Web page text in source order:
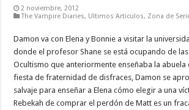
2 noviembre, 2012
The Vampire Diaries, Ultimos Articulos, Zona de
Damon va con Elena y Bonnie a visitar la
donde el profesor Shane se está ocupando de
Ocultismo que anteriormente enseñaba la abuela
fiesta de fraternidad de disfraces, Damon se
salvaje para enseñar a Elena cómo elegir a una
Rebekah de comprar el perdón de Matt es un